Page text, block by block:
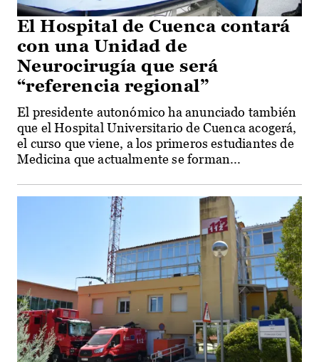
El Hospital de Cuenca contará
con una Unidad de
Neurocirugía que será
“referencia regional”
El presidente autonómico ha anunciado también
que el Hospital Universitario de Cuenca acogerá,
el curso que viene, a los primeros estudiantes de
Medicina que actualmente se forman...